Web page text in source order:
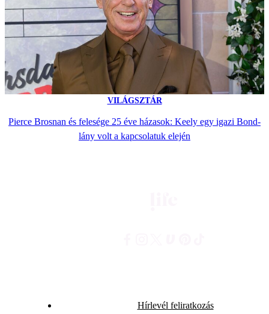
VILÁGSZTÁR
Pierce Brosnan és felesége 25 éve házasok: Keely egy igazi Bond-
lány volt a kapcsolatuk elején
Hírlevél feliratkozás